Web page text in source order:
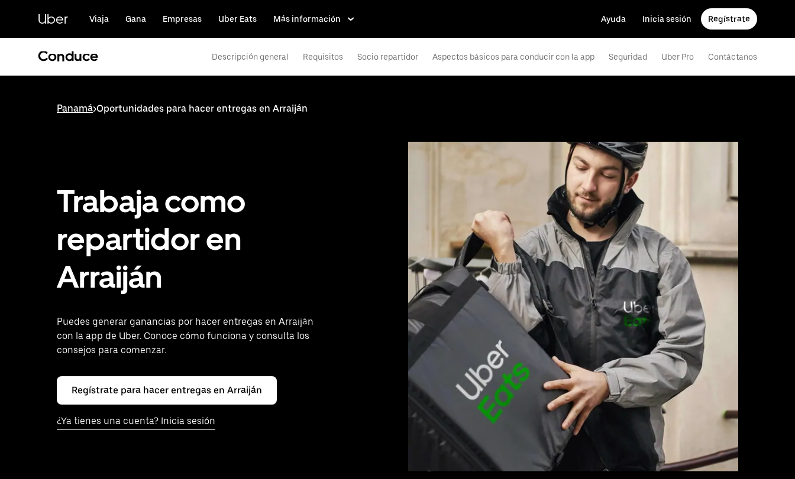
contenido
principal
Uber Viaja Gana Empresas Uber Eats Más información Ayuda Inicia sesión Regístrate
Conduce Descripción general Requisitos Socio repartidor Aspectos básicos para conducir con la app Seguridad Uber Pro Contáctanos
Panamá>Oportunidades para hacer entregas en Arraiján
Trabaja como
repartidor en
Arraiján
Puedes generar ganancias por hacer entregas en Arraiján
con la app de Uber. Conoce cómo funciona y consulta los
consejos para comenzar.
Regístrate para hacer entregas en Arraiján
¿Ya tienes una cuenta? Inicia sesión